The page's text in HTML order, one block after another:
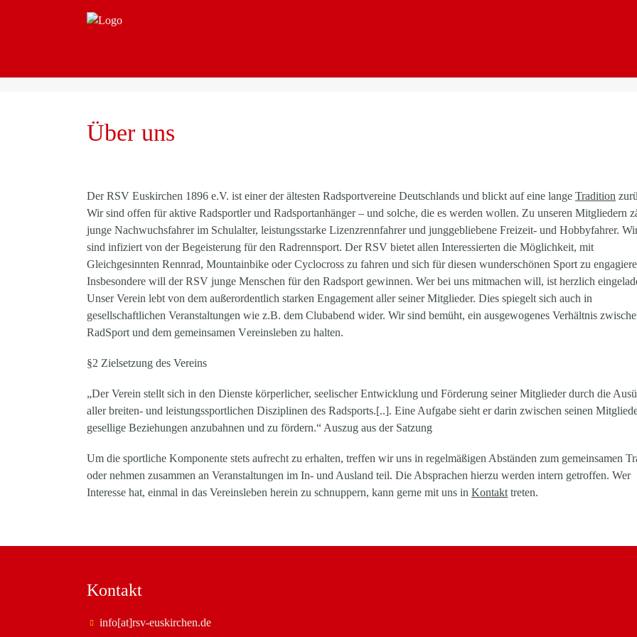
Über uns
Der RSV Euskirchen 1896 e.V. ist einer der ältesten Radsportvereine Deutschlands und blickt auf eine lange Tradition
Wir sind offen für aktive Radsportler und Radsportanhänger – und solche, die es werden wollen. Zu unseren Mitgliedern
junge Nachwuchsfahrer im Schulalter, leistungsstarke Lizenzrennfahrer und junggebliebene Freizeit- und Hobbyfahrer.
sind infiziert von der Begeisterung für den Radrennsport. Der RSV bietet allen Interessierten die Möglichkeit, mit
Gleichgesinnten Rennrad, Mountainbike oder Cyclocross zu fahren und sich für diesen wunderschönen Sport zu
Insbesondere will der RSV junge Menschen für den Radsport gewinnen. Wer bei uns mitmachen will, ist herzlich
Unser Verein lebt von dem außerordentlich starken Engagement aller seiner Mitglieder. Dies spiegelt sich auch in
gesellschaftlichen Veranstaltungen wie z.B. dem Clubabend wider. Wir sind bemüht, ein ausgewogenes Verhältnis
RadSport und dem gemeinsamen Vereinsleben zu halten.
§2 Zielsetzung des Vereins
„Der Verein stellt sich in den Dienste körperlicher, seelischer Entwicklung und Förderung seiner Mitglieder durch die
aller breiten- und leistungssportlichen Disziplinen des Radsports.[..]. Eine Aufgabe sieht er darin zwischen seinen
gesellige Beziehungen anzubahnen und zu fördern.“ Auszug aus der Satzung
Um die sportliche Komponente stets aufrecht zu erhalten, treffen wir uns in regelmäßigen Abständen zum gemeinsamen
oder nehmen zusammen an Veranstaltungen im In- und Ausland teil. Die Absprachen hierzu werden intern getroffen. Wer
Interesse hat, einmal in das Vereinsleben herein zu schnuppern, kann gerne mit uns in Kontakt treten.
Kontakt
info[at]rsv-euskirchen.de